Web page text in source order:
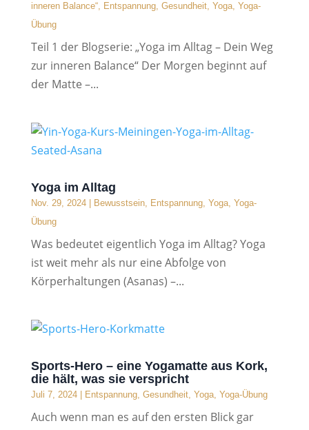
inneren Balance“, Entspannung, Gesundheit, Yoga, Yoga-
Übung
Teil 1 der Blogserie: „Yoga im Alltag – Dein Weg
zur inneren Balance“ Der Morgen beginnt auf
der Matte –...
Yoga im Alltag
Nov. 29, 2024| Bewusstsein, Entspannung, Yoga, Yoga-
Übung
Was bedeutet eigentlich Yoga im Alltag? Yoga
ist weit mehr als nur eine Abfolge von
Körperhaltungen (Asanas) –...
Sports-Hero – eine Yogamatte aus Kork,
die hält, was sie verspricht
Juli 7, 2024| Entspannung, Gesundheit, Yoga, Yoga-Übung
Auch wenn man es auf den ersten Blick gar